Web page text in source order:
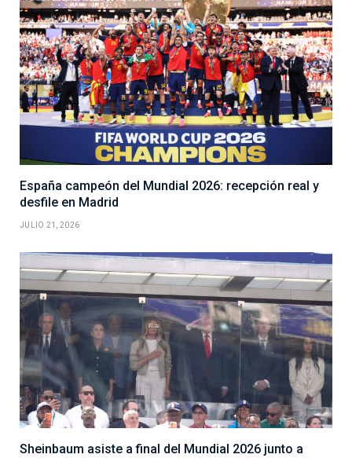
España campeón del Mundial 2026: recepción real y
desfile en Madrid
JULIO 21, 2026
Sheinbaum asiste a final del Mundial 2026 junto a